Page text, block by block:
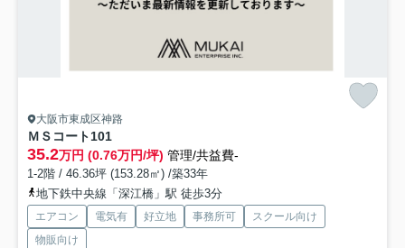
大阪市東成区神路
ＭＳコート101
35.2万円 (0.76万円/坪) 管理/共益費-
1-2階 / 46.36坪 (153.28㎡) /築33年
地下鉄中央線「深江橋」駅 徒歩3分
エアコン 電気有 好立地 事務所可
スクール向け
物販向け